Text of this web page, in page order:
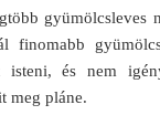
gyümölcsleves
finomabb
isteni, és nem
meg pláne.